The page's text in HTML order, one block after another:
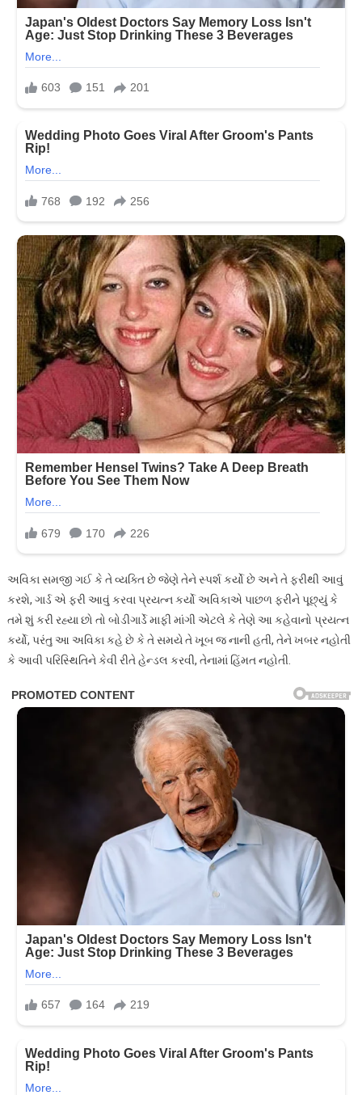
અવિકા સમજી ગઈ કે તે વ્યક્તિ છે જેણે તેને સ્પર્શ કર્યો છે અને તે ફરીથી આવું
કરશે, ગાર્ડ એ ફરી આવું કરવા પ્રયત્ન કર્યો અવિકાએ પાછળ ફરીને પૂછ્યું કે
તમે શું કરી રહ્યા છો તો બોડીગાર્ડે માફી માંગી એટલે કે તેણે આ કહેવાનો પ્રયત્ન
કર્યો, પરંતુ આ અવિકા કહે છે કે તે સમયે તે ખૂબ જ નાની હતી, તેને ખબર નહોતી
કે આવી પરિસ્થિતિને કેવી રીતે હેન્ડલ કરવી, તેનામાં હિંમત નહોતી.